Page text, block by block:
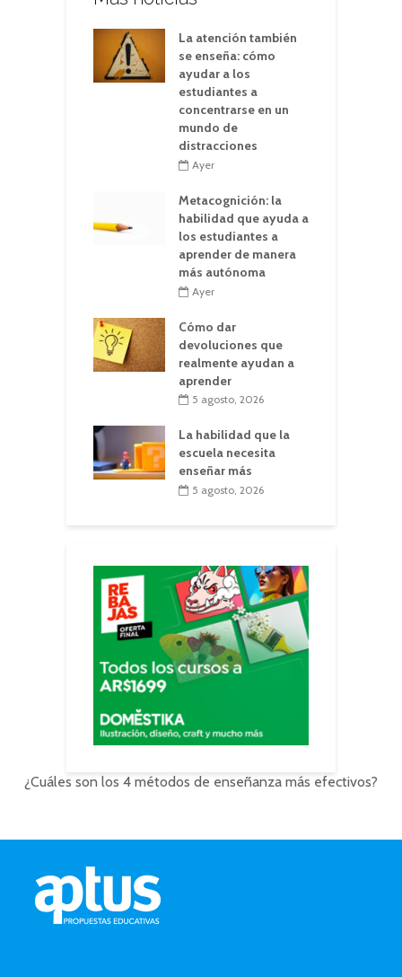
La atención también
se enseña: cómo
ayudar a los
estudiantes a
concentrarse en un
mundo de
distracciones
Ayer
Metacognición: la
habilidad que ayuda a
los estudiantes a
aprender de manera
más autónoma
Ayer
Cómo dar
devoluciones que
realmente ayudan a
aprender
5 agosto, 2026
La habilidad que la
escuela necesita
enseñar más
5 agosto, 2026
¿Cuáles son los 4 métodos de enseñanza más efectivos?